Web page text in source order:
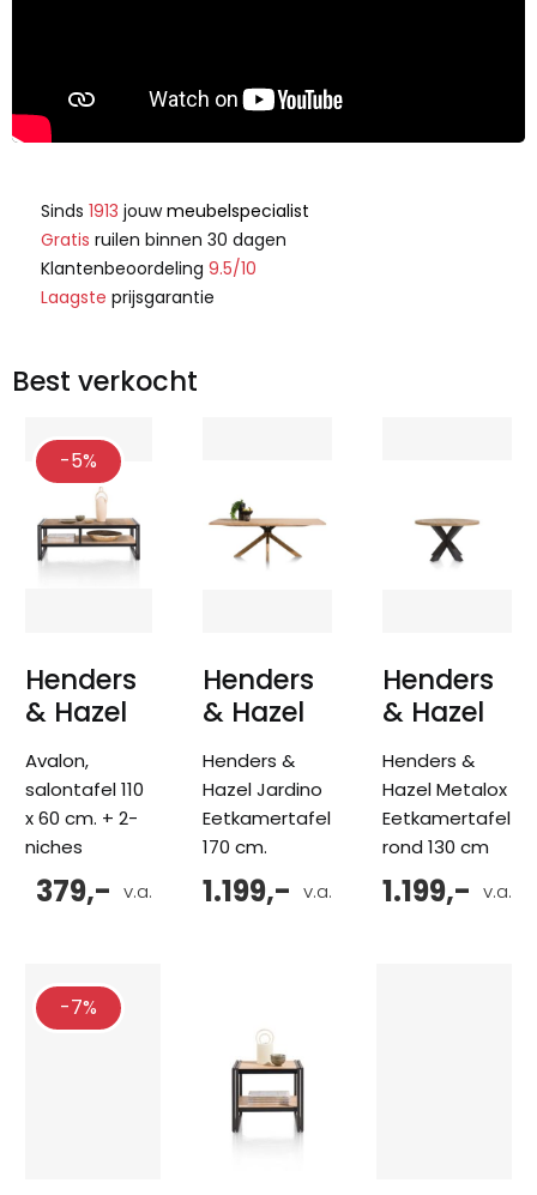
Sinds 1913 jouwmeubelspecialist
Gratis ruilen binnen 30 dagen
Klantenbeoordeling 9.5/10
Laagste prijsgarantie
Best verkocht
-5%
Henders
& Hazel
Avalon,
salontafel 110
x 60 cm. + 2-
niches
v.a.
379,-
Henders
& Hazel
Henders &
Hazel Jardino
Eetkamertafel
170 cm.
v.a.
1.199,-
Henders
& Hazel
Henders &
Hazel Metalox
Eetkamertafel
rond 130 cm
v.a.
1.199,-
-7%